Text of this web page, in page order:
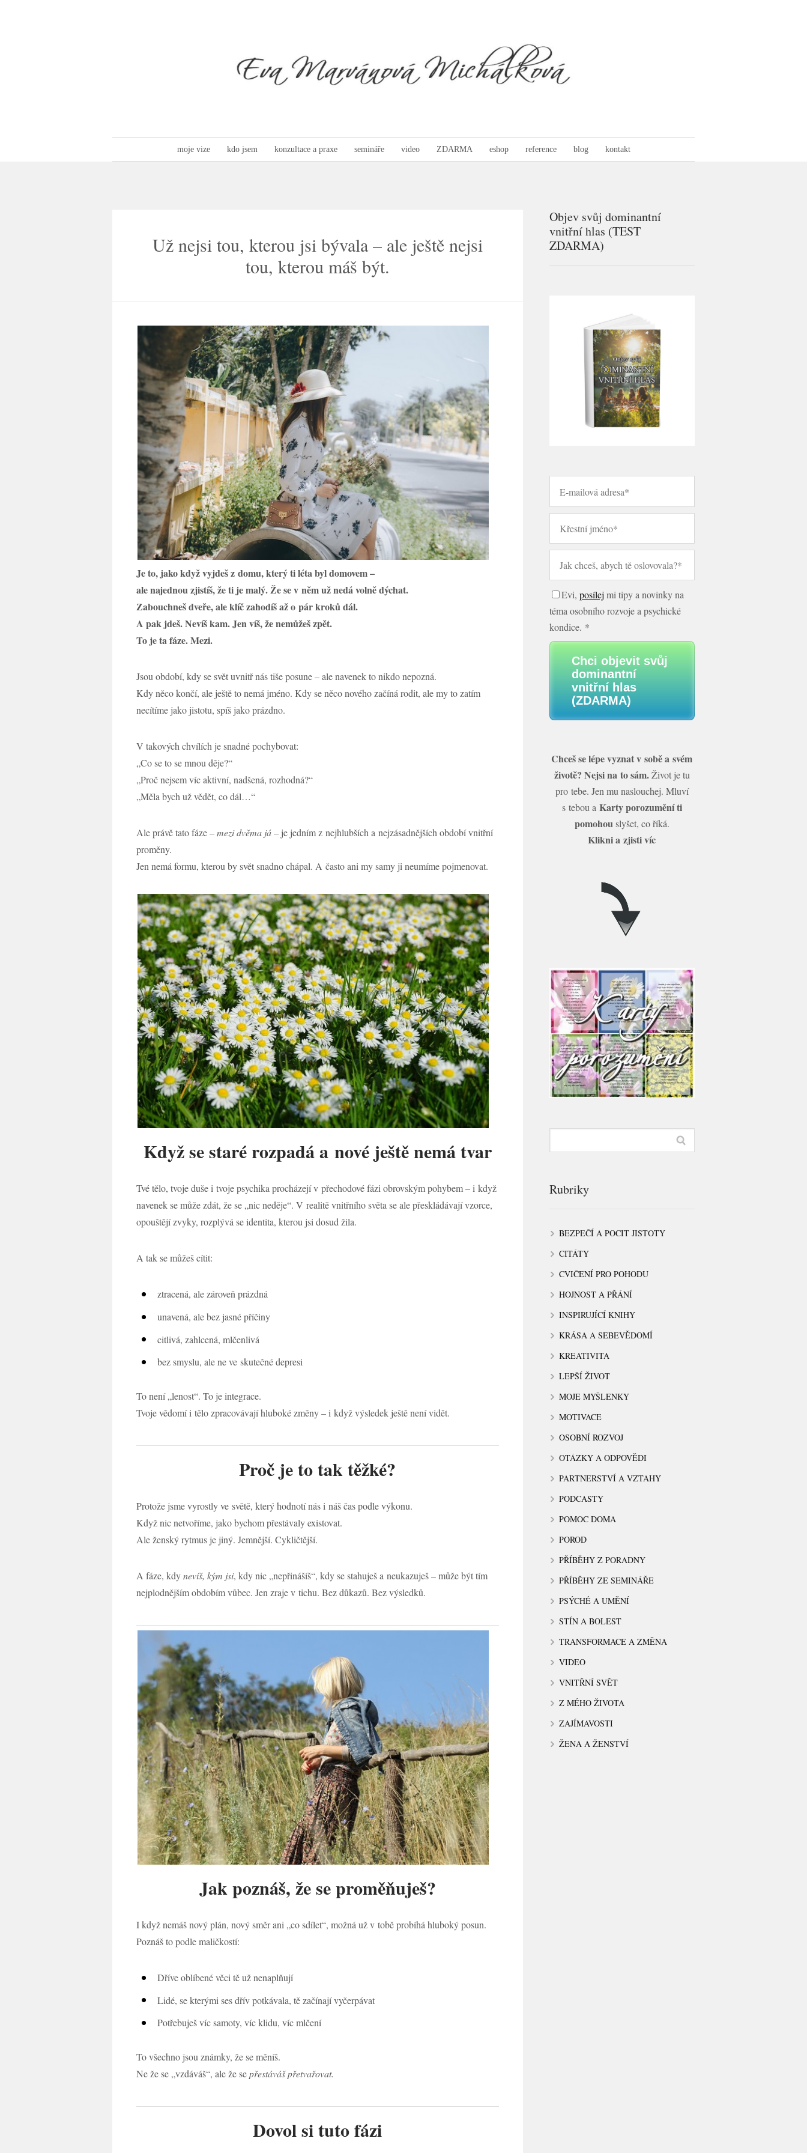
moje vize kdo jsem konzultace a praxe semináře video ZDARMA eshop reference blog kontakt
Už nejsi tou, kterou jsi bývala – ale ještě nejsi
tou, kterou máš být.
Je to, jako když vyjdeš z domu, který ti léta byl domovem –
ale najednou zjistíš, že ti je malý. Že se v něm už nedá volně dýchat.
Zabouchneš dveře, ale klíč zahodíš až o pár kroků dál.
A pak jdeš. Nevíš kam. Jen víš, že nemůžeš zpět.
To je ta fáze. Mezi.
Jsou období, kdy se svět uvnitř nás tiše posune – ale navenek to nikdo nepozná.
Kdy něco končí, ale ještě to nemá jméno. Kdy se něco nového začíná rodit, ale my to zatím
necítíme jako jistotu, spíš jako prázdno.
V takových chvílích je snadné pochybovat:
„Co se to se mnou děje?“
„Proč nejsem víc aktivní, nadšená, rozhodná?“
„Měla bych už vědět, co dál…“
Ale právě tato fáze –mezi dvěma já– je jedním z nejhlubších a nejzásadnějších období vnitřní
proměny.
Jen nemá formu, kterou by svět snadno chápal. A často ani my samy ji neumíme pojmenovat.
Když se staré rozpadá a nové ještě nemá tvar
Tvé tělo, tvoje duše i tvoje psychika procházejí v přechodové fázi obrovským pohybem – i když
navenek se může zdát, že se „nic neděje“. V realitě vnitřního světa se ale přeskládávají vzorce,
opouštějí zvyky, rozplývá se identita, kterou jsi dosud žila.
A tak se můžeš cítit:
ztracená, ale zároveň prázdná
unavená, ale bez jasné příčiny
citlivá, zahlcená, mlčenlivá
bez smyslu, ale ne ve skutečné depresi
To není „lenost“. To je integrace.
Tvoje vědomí i tělo zpracovávají hluboké změny – i když výsledek ještě není vidět.
Proč je to tak těžké?
Protože jsme vyrostly ve světě, který hodnotí nás i náš čas podle výkonu.
Když nic netvoříme, jako bychom přestávaly existovat.
Ale ženský rytmus je jiný. Jemnější. Cykličtější.
A fáze, kdynevíš, kým jsi, kdy nic „nepřinášíš“, kdy se stahuješ a neukazuješ – může být tím
nejplodnějším obdobím vůbec. Jen zraje v tichu. Bez důkazů. Bez výsledků.
Jak poznáš, že se proměňuješ?
I když nemáš nový plán, nový směr ani „co sdílet“, možná už v tobě probíhá hluboký posun.
Poznáš to podle maličkostí:
Dříve oblíbené věci tě už nenaplňují
Lidé, se kterými ses dřív potkávala, tě začínají vyčerpávat
Potřebuješ víc samoty, víc klidu, víc mlčení
To všechno jsou známky, že se měníš.
Ne že se „vzdáváš“, ale že sepřestáváš přetvařovat.
Dovol si tuto fázi
Objev svůj dominantní
vnitřní hlas (TEST
ZDARMA)
Evi, posílej mi tipy a novinky na
téma osobního rozvoje a psychické
kondice. *
Chci objevit svůj
dominantní
vnitřní hlas
(ZDARMA)
Chceš se lépe vyznat v sobě a svém
životě? Nejsi na to sám.Život je tu
pro tebe. Jen mu naslouchej. Mluví
s tebou a Karty porozumění ti
pomohouslyšet, co říká.
Klikni a zjisti víc
Rubriky
BEZPEČÍ A POCIT JISTOTY
CITÁTY
CVIČENÍ PRO POHODU
HOJNOST A PŘÁNÍ
INSPIRUJÍCÍ KNIHY
KRÁSA A SEBEVĚDOMÍ
KREATIVITA
LEPŠÍ ŽIVOT
MOJE MYŠLENKY
MOTIVACE
OSOBNÍ ROZVOJ
OTÁZKY A ODPOVĚDI
PARTNERSTVÍ A VZTAHY
PODCASTY
POMOC DOMA
POROD
PŘÍBĚHY Z PORADNY
PŘÍBĚHY ZE SEMINÁŘE
PSÝCHÉ A UMĚNÍ
STÍN A BOLEST
TRANSFORMACE A ZMĚNA
VIDEO
VNITŘNÍ SVĚT
Z MÉHO ŽIVOTA
ZAJÍMAVOSTI
ŽENA A ŽENSTVÍ